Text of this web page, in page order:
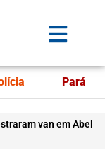
Pará
van em Abel